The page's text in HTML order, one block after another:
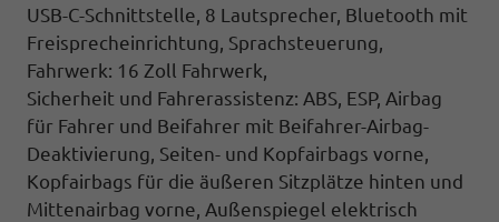
USB-C-Schnittstelle, 8 Lautsprecher, Bluetooth mit
Freisprecheinrichtung, Sprachsteuerung,
Fahrwerk: 16 Zoll Fahrwerk,
Sicherheit und Fahrerassistenz: ABS, ESP, Airbag
für Fahrer und Beifahrer mit Beifahrer-Airbag-
Deaktivierung, Seiten- und Kopfairbags vorne,
Kopfairbags für die äußeren Sitzplätze hinten und
Mittenairbag vorne, Außenspiegel elektrisch